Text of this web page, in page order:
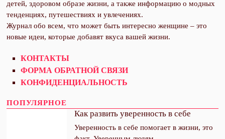
детей, здоровом образе жизни, а также информацию о модных
тенденциях, путешествиях и увлечениях.
Журнал обо всем, что может быть интересно женщине – это
новые идеи, которые добавят вкуса вашей жизни.
КОНТАКТЫ
ФОРМА ОБРАТНОЙ СВЯЗИ
КОНФИДЕНЦИАЛЬНОСТЬ
ПОПУЛЯРНОЕ
Как развить уверенность в себе
Уверенность в себе помогает в жизни, это